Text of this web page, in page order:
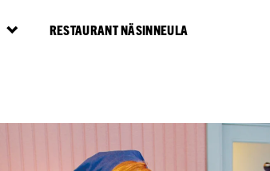
RESTAURANT NÄSINNEULA